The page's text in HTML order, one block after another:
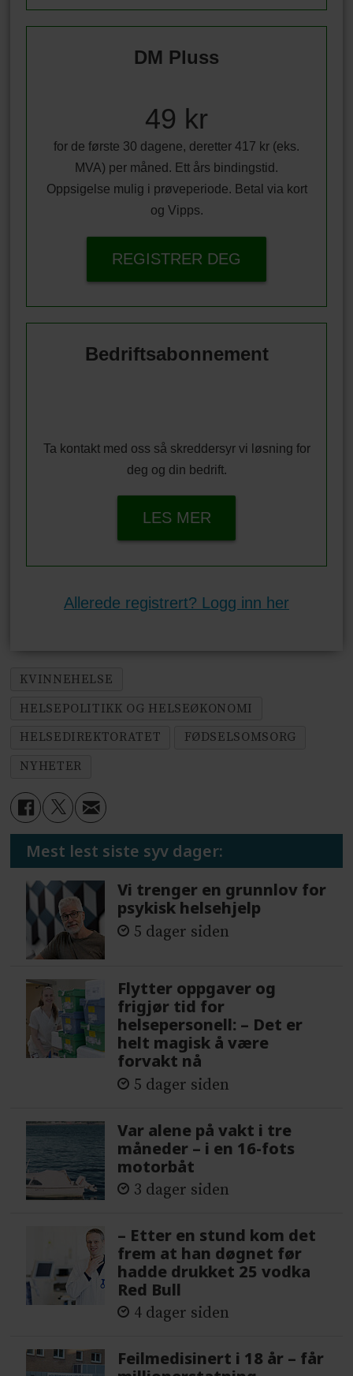
DM Pluss
49 kr
for de første 30 dagene, deretter 417 kr (eks.
MVA) per måned. Ett års bindingstid.
Oppsigelse mulig i prøveperiode. Betal via kort
og Vipps.
REGISTRER DEG
Bedriftsabonnement
Ta kontakt med oss så skreddersyr vi løsning for
deg og din bedrift.
LES MER
Allerede registrert? Logg inn her
KVINNEHELSE
HELSEPOLITIKK OG HELSEØKONOMI
HELSEDIREKTORATET
FØDSELSOMSORG
NYHETER
Mest lest siste syv dager:
Vi trenger en grunnlov for
psykisk helsehjelp
5 dager siden
Flytter oppgaver og
frigjør tid for
helsepersonell: – Det er
helt magisk å være
forvakt nå
5 dager siden
Var alene på vakt i tre
måneder – i en 16-fots
motorbåt
3 dager siden
– Etter en stund kom det
frem at han døgnet før
hadde drukket 25 vodka
Red Bull
4 dager siden
Feilmedisinert i 18 år – får